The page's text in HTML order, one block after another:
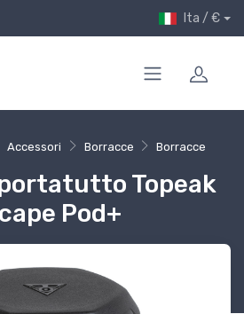
Ita / €
Accessori Borracce Borracce
Topeak
Pod+